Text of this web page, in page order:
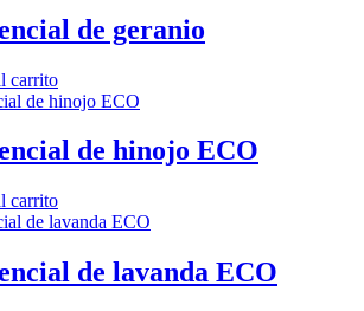
de geranio
carrito
de hinojo ECO
carrito
de lavanda ECO